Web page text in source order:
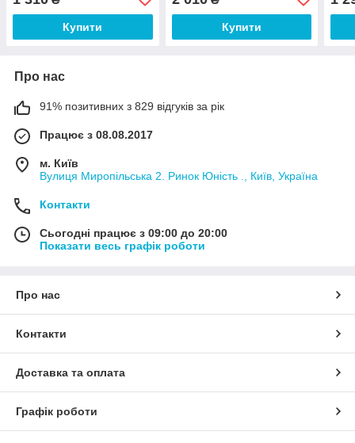
Купити Купити
Про нас
91% позитивних з 829 відгуків за рік
Працює з 08.08.2017
м. Київ
Вулиця Миропільська 2. Ринок Юність ., Київ, Україна
Контакти
Сьогодні працює з 09:00 до 20:00
Показати весь графік роботи
Про нас
Контакти
Доставка та оплата
Графік роботи